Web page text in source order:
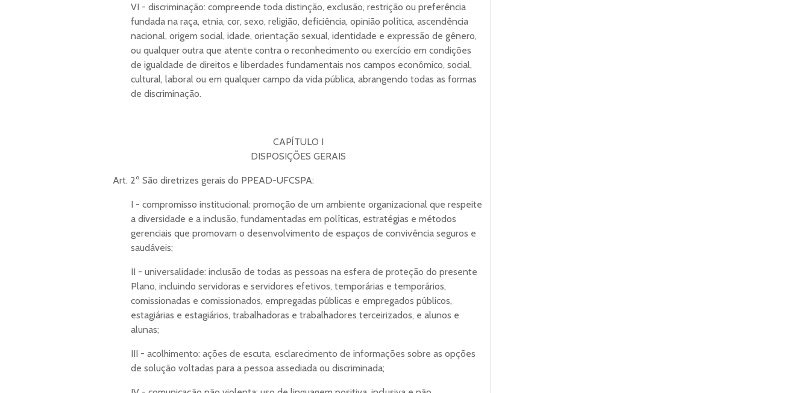
VI - discriminação: compreende toda distinção, exclusão, restrição ou preferência
fundada na raça, etnia, cor, sexo, religião, deficiência, opinião política, ascendência
nacional, origem social, idade, orientação sexual, identidade e expressão de gênero,
ou qualquer outra que atente contra o reconhecimento ou exercício em condições
de igualdade de direitos e liberdades fundamentais nos campos econômico, social,
cultural, laboral ou em qualquer campo da vida pública, abrangendo todas as formas
de discriminação.
CAPÍTULO I
DISPOSIÇÕES GERAIS
Art. 2º São diretrizes gerais do PPEAD-UFCSPA:
I - compromisso institucional: promoção de um ambiente organizacional que respeite
a diversidade e a inclusão, fundamentadas em políticas, estratégias e métodos
gerenciais que promovam o desenvolvimento de espaços de convivência seguros e
saudáveis;
II - universalidade: inclusão de todas as pessoas na esfera de proteção do presente
Plano, incluindo servidoras e servidores efetivos, temporárias e temporários,
comissionadas e comissionados, empregadas públicas e empregados públicos,
estagiárias e estagiários, trabalhadoras e trabalhadores terceirizados, e alunos e
alunas;
III - acolhimento: ações de escuta, esclarecimento de informações sobre as opções
de solução voltadas para a pessoa assediada ou discriminada;